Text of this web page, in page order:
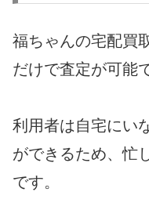
福ちゃんの宅配買
だけで査定が可能
利用者は自宅にい
ができるため、忙
です。